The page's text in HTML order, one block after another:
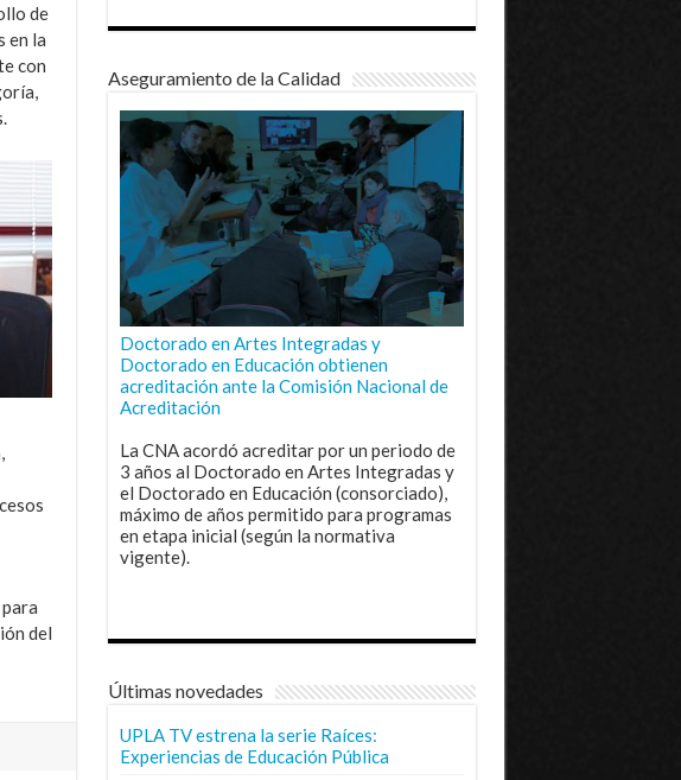
de
en la
con
del
Aseguramiento de la Calidad
Doctorado en Artes Integradas y
Doctorado en Educación obtienen
acreditación ante la Comisión Nacional de
Acreditación
La CNA acordó acreditar por un periodo de
3 años al Doctorado en Artes Integradas y
el Doctorado en Educación (consorciado),
máximo de años permitido para programas
en etapa inicial (según la normativa
vigente).
Últimas novedades
UPLA TV estrena la serie Raíces:
Experiencias de Educación Pública